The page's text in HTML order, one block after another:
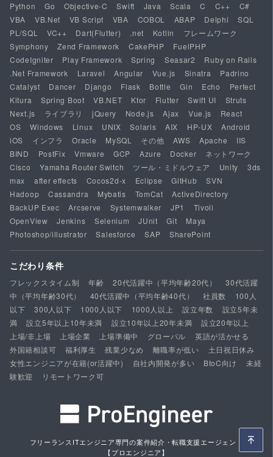
Python
Go Objective-C Swift Java Scala C C++
C#
VBA
VB.Net VB Script VBA COBOL ABAP Delphi
SQL
PL/SQL
VC++ Dart(Flutter) .net Kotlin
フレームワーク
Symphony
Zend Framework CakePHP
FuelPHP
CodeIgniter
Play Framework Spring Seasar2
Ruby on Rails
.Net Framework
Laravel Angular Vue.js Sinatra
Padrino
Catalyst
Dancer Django Flask Bottle Gin Echo
Perfect
Kitura
Spring Boot VB.NET Ktor Flutter Swift UI
Struts
Next.js
ライブラリ jQuery Node.js Ajax Vue.js
React
OS
Windows Linux UNIX Solaris AIX HP-UX
Android
iOS
インフラ Oracle MySQL その他 AWS Apache
IIS
BIND
PostFix Vmware GCP Azure Docker
ネットワーク
Cisco
Yamaha Router Switch ツール・ミドルウェア Unity
3ds
max
after effects Cocos2d-x Eclipse GitHub
SVN
Hadoop
Cassandra Mybatis TomCat
ActiveDirectory
BackUP Exec
Arcserve Systemwalker JP1
Tivoli
OpenView
Jenkins Selenium JUnit Git
Maya
Photoshop/illustrator
Salesforce SAP SharePoint
こだわり条件
フレックスタイム制 年齢 20代活躍中（平均年齢20代）
30代活躍
中（平均年齢30代）
40代活躍中（平均年齢40代） 社員数
100人
以下
300人以下 1000人以下 1000人以上 設立年数
設立5年未
満
設立5年以上10年未満 設立10年以上20年未満
設立20年以上
上場/非上場
上場企業 上場準備中 グローバル
英語が活かせる
外国籍相談可
福利厚生 残業少なめ 離職率が低い
土日祝日休み
女性エンジニアが在籍(or活躍中)
自社内開発が多い BtoC向け
未経
験歓迎
リモートワーク可
フリーランスITエンジニア専門の案件紹介・転職支援エージェント
【プロエンジニア】